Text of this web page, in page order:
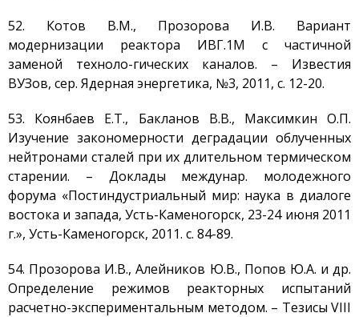
52. Котов В.М., Прозорова И.В. Вариант
модернизации реактора ИВГ.1М с частичной
заменой техноло-гических каналов. – Известия
ВУЗов, сер. Ядерная энергетика, №3, 2011, с. 12-20.
53. Коянбаев Е.Т., Бакланов В.В., Максимкин О.П.
Изучение закономерности деградации облученных
нейтронами сталей при их длительном термическом
старении. – Доклады междунар. молодежного
форума «Постиндустриальный мир: наука в диалоге
востока и запада, Усть-Каменогорск, 23-24 июня 2011
г.», Усть-Каменогорск, 2011. с. 84-89.
54. Прозорова И.В., Алейников Ю.В., Попов Ю.А. и др.
Определение режимов реакторных испытаний
расчетно-экспериментальным методом. – Тезисы VIII